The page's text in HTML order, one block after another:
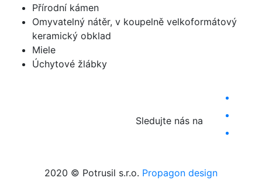
Přírodní kámen
Omyvatelný nátěr, v koupelně velkoformátový
keramický obklad
Miele
Úchytové žlábky
2020 © Potrusil s.r.o. Propagon design
Sledujte nás na